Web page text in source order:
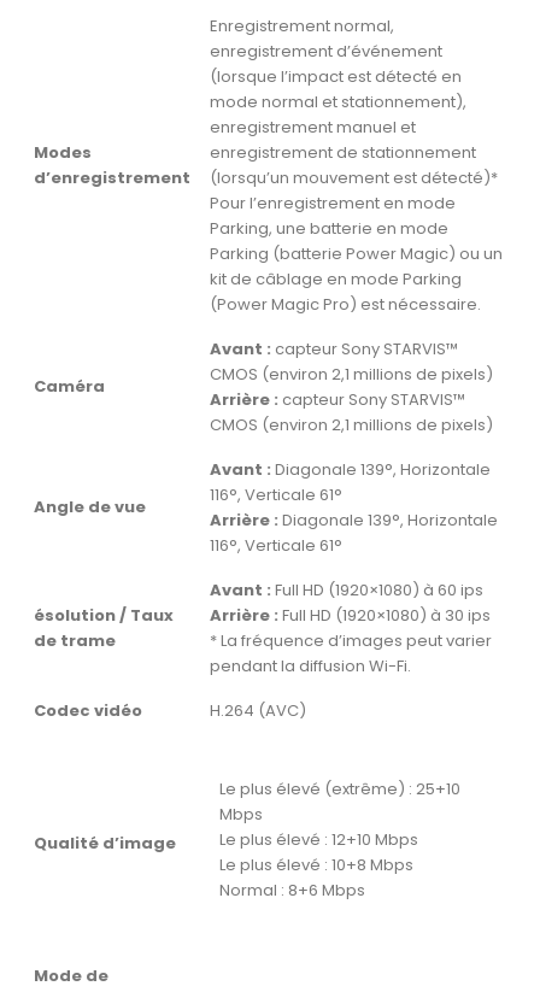
Modes
d’enregistrement
Enregistrement normal,
enregistrement d’événement
(lorsque l’impact est détecté en
mode normal et stationnement),
enregistrement manuel et
enregistrement de stationnement
(lorsqu’un mouvement est détecté)*
Pour l’enregistrement en mode
Parking, une batterie en mode
Parking (batterie Power Magic) ou un
kit de câblage en mode Parking
(Power Magic Pro) est nécessaire.
Caméra
Avant : capteur Sony STARVIS™
CMOS (environ 2,1 millions de pixels)
Arrière : capteur Sony STARVIS™
CMOS (environ 2,1 millions de pixels)
Angle de vue
Avant : Diagonale 139°, Horizontale
116°, Verticale 61°
Arrière : Diagonale 139°, Horizontale
116°, Verticale 61°
ésolution / Taux
de trame
Avant : Full HD (1920×1080) à 60 ips
Arrière : Full HD (1920×1080) à 30 ips
* La fréquence d’images peut varier
pendant la diffusion Wi-Fi.
Codec vidéo
H.264 (AVC)
Qualité d’image
Le plus élevé (extrême) : 25+10
Mbps
Le plus élevé : 12+10 Mbps
Le plus élevé : 10+8 Mbps
Normal : 8+6 Mbps
Mode de